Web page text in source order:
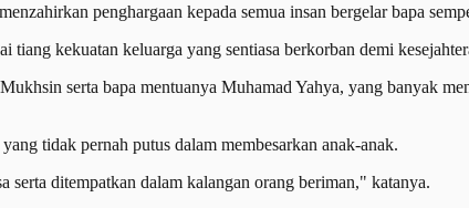
penghargaan kepada semua insan bergelar bapa
kekuatan keluarga yang sentiasa berkorban demi
serta bapa mentuanya Muhamad Yahya, yang banyak
tidak pernah putus dalam membesarkan anak-anak.
serta ditempatkan dalam kalangan orang beriman," katanya.